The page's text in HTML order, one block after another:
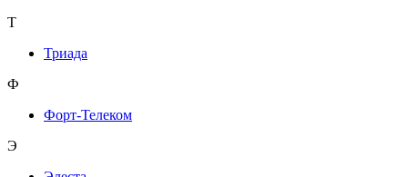
Т
Триада
Ф
Форт-Телеком
Э